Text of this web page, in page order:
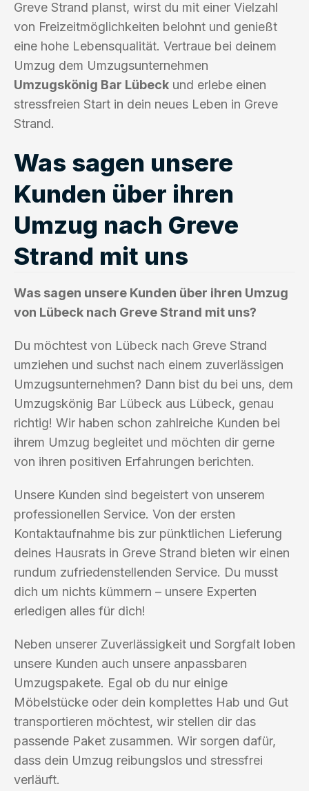
Greve Strand planst, wirst du mit einer Vielzahl
von Freizeitmöglichkeiten belohnt und genießt
eine hohe Lebensqualität. Vertraue bei deinem
Umzug dem Umzugsunternehmen
Umzugskönig Bar Lübeck und erlebe einen
stressfreien Start in dein neues Leben in Greve
Strand.
Was sagen unsere
Kunden über ihren
Umzug nach Greve
Strand mit uns
Was sagen unsere Kunden über ihren Umzug
von Lübeck nach Greve Strand mit uns?
Du möchtest von Lübeck nach Greve Strand
umziehen und suchst nach einem zuverlässigen
Umzugsunternehmen? Dann bist du bei uns, dem
Umzugskönig Bar Lübeck aus Lübeck, genau
richtig! Wir haben schon zahlreiche Kunden bei
ihrem Umzug begleitet und möchten dir gerne
von ihren positiven Erfahrungen berichten.
Unsere Kunden sind begeistert von unserem
professionellen Service. Von der ersten
Kontaktaufnahme bis zur pünktlichen Lieferung
deines Hausrats in Greve Strand bieten wir einen
rundum zufriedenstellenden Service. Du musst
dich um nichts kümmern – unsere Experten
erledigen alles für dich!
Neben unserer Zuverlässigkeit und Sorgfalt loben
unsere Kunden auch unsere anpassbaren
Umzugspakete. Egal ob du nur einige
Möbelstücke oder dein komplettes Hab und Gut
transportieren möchtest, wir stellen dir das
passende Paket zusammen. Wir sorgen dafür,
dass dein Umzug reibungslos und stressfrei
verläuft.